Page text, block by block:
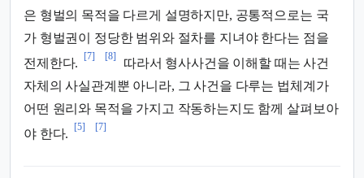
은 형벌의 목적을 다르게 설명하지만, 공통적으로는 국
가 형벌권이 정당한 범위와 절차를 지녀야 한다는 점을
전제한다.
[7] [8]
따라서 형사사건을 이해할 때는 사건
자체의 사실관계뿐 아니라, 그 사건을 다루는 법체계가
어떤 원리와 목적을 가지고 작동하는지도 함께 살펴보아
야 한다.
[5] [7]